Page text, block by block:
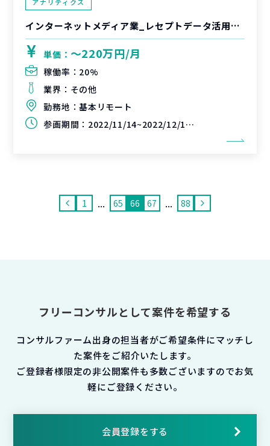
インターネットメディア業_レセプトデータ活用による新規事業開発支援
単価： 〜220万円/月
稼働率： 20%
業界： その他
勤務地：基本リモート
参画期間： 2022/11/14~2022/12/13(延長可能性あり)
1 ... 65 66 67 ... 88
フリーコンサルとして案件を希望する
コンサルファーム出身の担当者がご希望条件にマッチし
た案件をご紹介いたします。
ご登録者様限定の非公開案件も多数ございますのでお気
軽にご登録ください。
会員登録をする